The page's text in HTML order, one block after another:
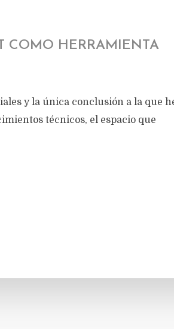
COMO HERRAMIENTA
y la única conclusión a la que
técnicos, el espacio que